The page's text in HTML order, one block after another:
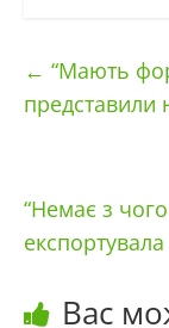
← “Мають
представили
“Немає з чого
Вас